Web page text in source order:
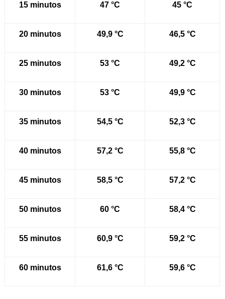
15 minutos 47 °C 45 °C
20 minutos 49,9 °C 46,5 °C
25 minutos 53 °C 49,2 °C
30 minutos 53 °C 49,9 °C
35 minutos 54,5 °C 52,3 °C
40 minutos 57,2 °C 55,8 °C
45 minutos 58,5 °C 57,2 °C
50 minutos 60 °C 58,4 °C
55 minutos 60,9 °C 59,2 °C
60 minutos 61,6 °C 59,6 °C